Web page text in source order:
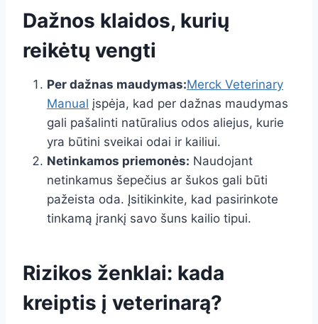
Dažnos klaidos, kurių
reikėtų vengti
Per dažnas maudymas:Merck Veterinary
Manual įspėja, kad per dažnas maudymas
gali pašalinti natūralius odos aliejus, kurie
yra būtini sveikai odai ir kailiui.
Netinkamos priemonės: Naudojant
netinkamus šepečius ar šukos gali būti
pažeista oda. Įsitikinkite, kad pasirinkote
tinkamą įrankį savo šuns kailio tipui.
Rizikos ženklai: kada
kreiptis į veterinarą?